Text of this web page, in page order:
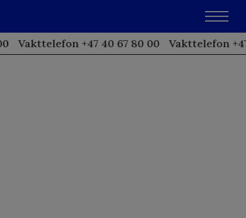
Vakttelefon +47 40 67 80 00 Vakttelefon